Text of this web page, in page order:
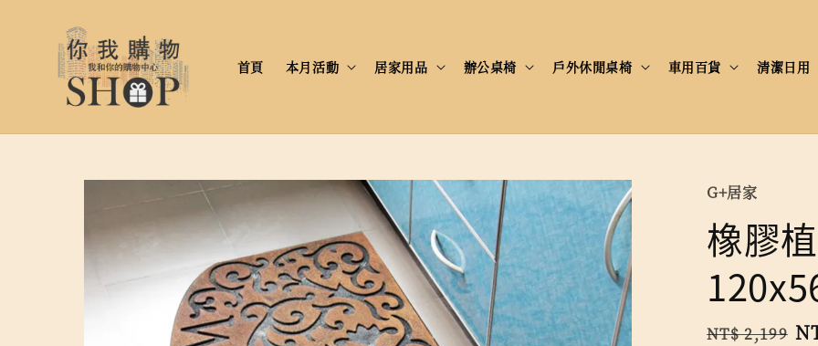
首頁 本月活動 居家用品 辦公桌椅 戶外休閒桌椅 車用百貨 清潔日用
G+居家
橡膠
Regular
NT$ 2,199